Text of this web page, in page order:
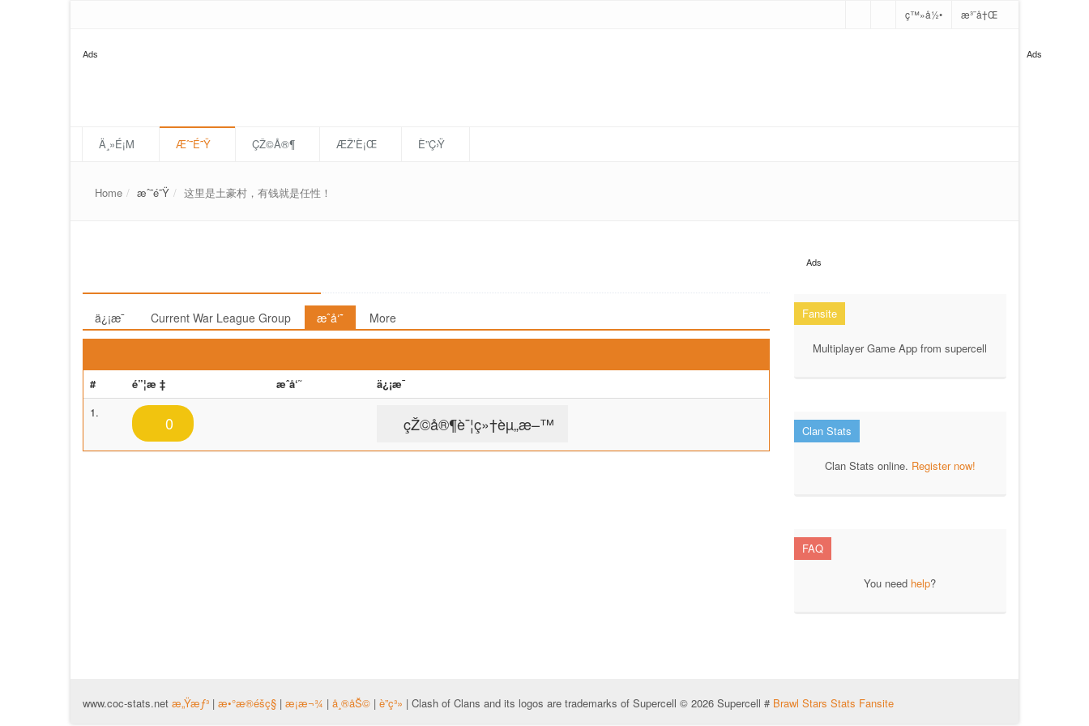
ç™»å½• æ³¨å†Œ
Ads
Ads
Ä¸»É¡Μ Æˆ˜É˜Ÿ ÇŽ©Å®¶ ÆŽ’È¡Œ È”Ç›Ÿ
Home æˆ˜é˜Ÿ 这里是土豪村，有钱就是任性！
ä¿¡æ¯ Current War League Group æˆå‘˜ More
# é”¦æ ‡ æˆå‘˜
ä¿¡æ¯
1.
0 çŽ©å®¶è¯¦ç»†èµ„æ–™
Ads